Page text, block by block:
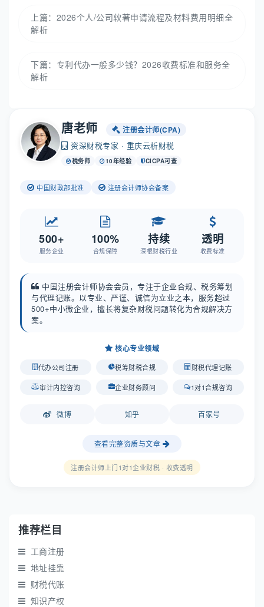
上篇： 2026个人/公司软著申请流程及材料费用明细全
解析
下篇： 专利代办一般多少钱？2026收费标准和服务全
解析
唐老师 注册会计师(CPA)
资深财税专家 · 重庆云析财税
税务师 10年经验 CICPA可查
中国财政部批准 注册会计师协会备案
500+
服务企业
100%
合规保障
持续
深根财税行业
透明
收费标准
中国注册会计师协会会员，专注于企业合规、税务筹划
与代理记账。以专业、严谨、诚信为立业之本，服务超过
500+中小微企业，擅长将复杂财税问题转化为合规解决方
案。
核心专业领域
代办公司注册 税筹财税合规 财税代理记账
审计内控咨询 企业财务顾问 1对1合规咨询
微博 知乎 百家号
查看完整资质与文章
注册会计师上门1对1企业财税 · 收费透明
推荐栏目
工商注册
地址挂靠
财税代账
知识产权